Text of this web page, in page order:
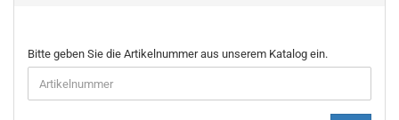
BITTE
GEBEN
SIE
DIE
Bitte geben Sie die Artikelnummer aus unserem Katalog ein.